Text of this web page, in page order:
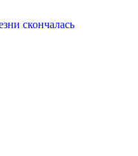
скончалась